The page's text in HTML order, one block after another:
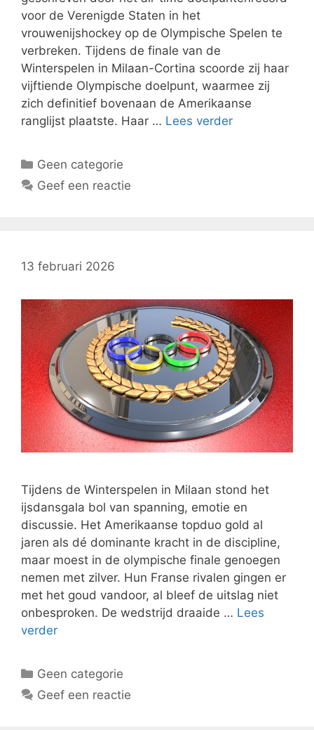
voor de Verenigde Staten in het
vrouwenijshockey op de Olympische Spelen te
verbreken. Tijdens de finale van de
Winterspelen in Milaan-Cortina scoorde zij haar
vijftiende Olympische doelpunt, waarmee zij
zich definitief bovenaan de Amerikaanse
ranglijst plaatste. Haar … Lees verder
Categorieën
Geen categorie
Geef een reactie
13 februari 2026
Tijdens de Winterspelen in Milaan stond het
ijsdansgala bol van spanning, emotie en
discussie. Het Amerikaanse topduo gold al
jaren als dé dominante kracht in de discipline,
maar moest in de olympische finale genoegen
nemen met zilver. Hun Franse rivalen gingen er
met het goud vandoor, al bleef de uitslag niet
onbesproken. De wedstrijd draaide … Lees
verder
Categorieën
Geen categorie
Geef een reactie